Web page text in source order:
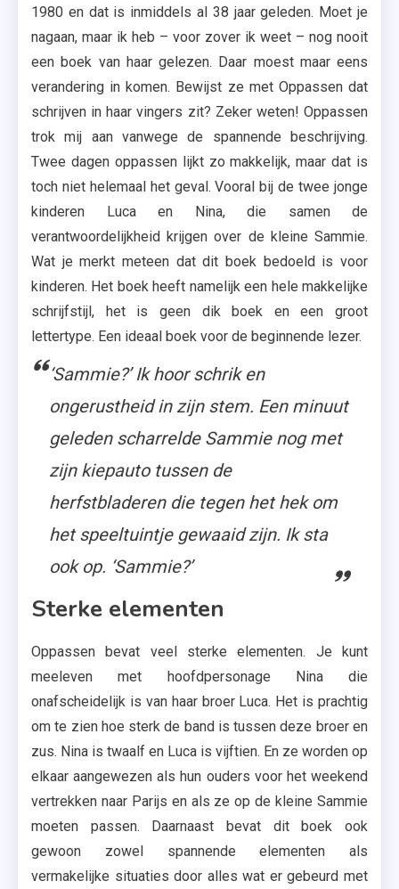
1980 en dat is inmiddels al 38 jaar geleden. Moet je
nagaan, maar ik heb – voor zover ik weet – nog nooit
een boek van haar gelezen. Daar moest maar eens
verandering in komen. Bewijst ze met Oppassen dat
schrijven in haar vingers zit? Zeker weten! Oppassen
trok mij aan vanwege de spannende beschrijving.
Twee dagen oppassen lijkt zo makkelijk, maar dat is
toch niet helemaal het geval. Vooral bij de twee jonge
kinderen Luca en Nina, die samen de
verantwoordelijkheid krijgen over de kleine Sammie.
Wat je merkt meteen dat dit boek bedoeld is voor
kinderen. Het boek heeft namelijk een hele makkelijke
schrijfstijl, het is geen dik boek en een groot
lettertype. Een ideaal boek voor de beginnende lezer.
‘Sammie?’ Ik hoor schrik en
ongerustheid in zijn stem. Een minuut
geleden scharrelde Sammie nog met
zijn kiepauto tussen de
herfstbladeren die tegen het hek om
het speeltuintje gewaaid zijn. Ik sta
ook op. ‘Sammie?’
Sterke elementen
Oppassen bevat veel sterke elementen. Je kunt
meeleven met hoofdpersonage Nina die
onafscheidelijk is van haar broer Luca. Het is prachtig
om te zien hoe sterk de band is tussen deze broer en
zus. Nina is twaalf en Luca is vijftien. En ze worden op
elkaar aangewezen als hun ouders voor het weekend
vertrekken naar Parijs en als ze op de kleine Sammie
moeten passen. Daarnaast bevat dit boek ook
gewoon zowel spannende elementen als
vermakelijke situaties door alles wat er gebeurd met